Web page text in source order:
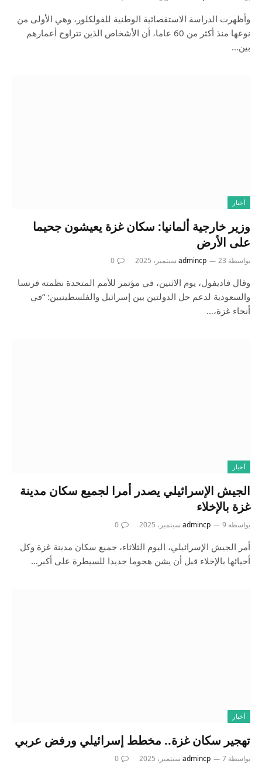
وأظهرت الدراسة الاستقصائية الوطنية للفولكلور، وهي الأولى من
نوعها منذ أكثر من 60 عاما، أن الأشخاص الذين تتراوح أعمارهم
بين…
أخبار
وزير خارجية ألمانيا: سكان غزة يعيشون جحيما
على الأرض
بواسطة admincp 23 سبتمبر، 2025 0
وقال فاديفول، يوم الاثنين، في مؤتمر للأمم المتحدة نظمته فرنسا
والسعودية لدعم حل الدولتين بين إسرائيل والفلسطينيين: “في
أنحاء غزة،…
أخبار
الجيش الإسرائيلي يصدر أمرا لجميع سكان مدينة
غزة بالإخلاء
بواسطة admincp 9 سبتمبر، 2025 0
أمر الجيش الإسرائيلي، اليوم الثلاثاء، ‬جميع سكان مدينة غزة وكل
أحيائها بالإخلاء قبل أن يشن هجوما جديدا للسيطرة على أكبر…
أخبار
تهجير سكان غزة.. مخطط إسرائيلي ورفض عربي
بواسطة admincp 7 سبتمبر، 2025 0